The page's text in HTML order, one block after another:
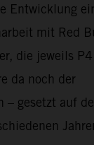
Entwicklung
mit Red
die jeweils
da noch der
– gesetzt auf